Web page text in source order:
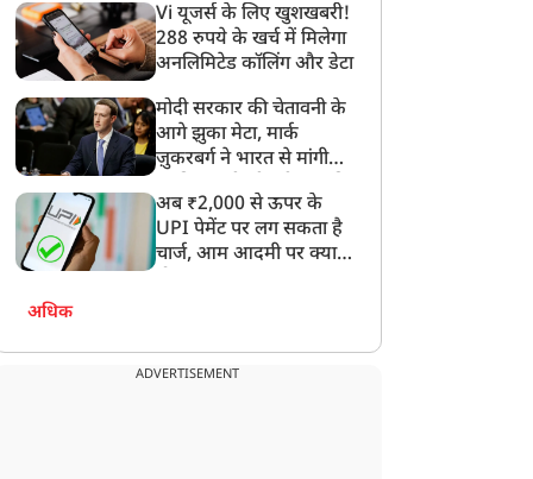
गया
Vi यूजर्स के लिए खुशखबरी!
288 रुपये के खर्च में मिलेगा
अनलिमिटेड कॉलिंग और डेटा
मोदी सरकार की चेतावनी के
आगे झुका मेटा, मार्क
ज़ुकरबर्ग ने भारत से मांगी
अब ₹2,000 से ऊपर के
UPI पेमेंट पर लग सकता है
चार्ज, आम आदमी पर क्या
अधिक
ADVERTISEMENT